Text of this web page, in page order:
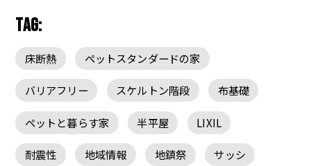
TAG:
床断熱 ペットスタンダードの家
バリアフリー スケルトン階段 布基礎
ペットと暮らす家 半平屋 LIXIL
耐震性 地域情報 地鎮祭 サッシ